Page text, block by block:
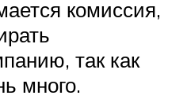
комиссия,
так как
много.